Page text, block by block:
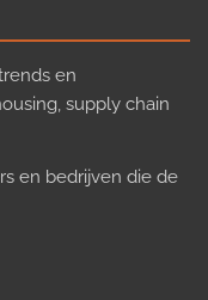
en
supply chain
en bedrijven die de